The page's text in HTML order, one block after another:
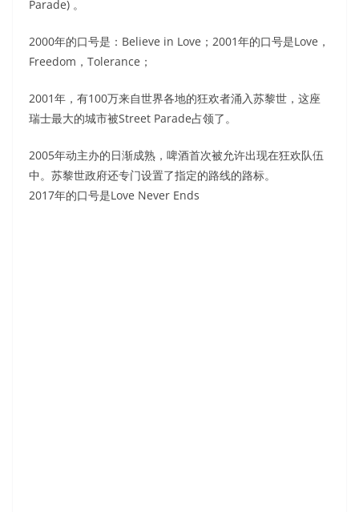
Parade) 。
2000年的口号是：Believe in Love；2001年的口号是Love，
Freedom，Tolerance；
2001年，有100万来自世界各地的狂欢者涌入苏黎世，这座
瑞士最大的城市被Street Parade占领了。
2005年动主办的日渐成熟，啤酒首次被允许出现在狂欢队伍
中。苏黎世政府还专门设置了指定的路线的路标。
2017年的口号是Love Never Ends